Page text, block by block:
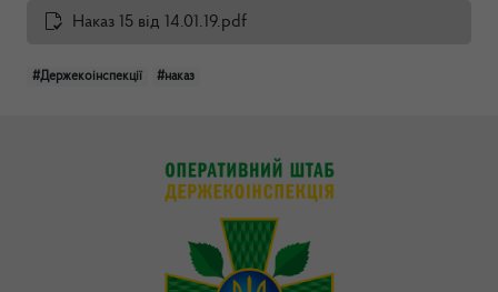
Наказ 15 від 14.01.19.pdf
#Держекоінспекції #наказ